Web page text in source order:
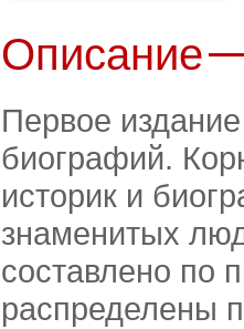
Описание
Первое
биографий.
историк и
знаменитых
составлено по
распределены